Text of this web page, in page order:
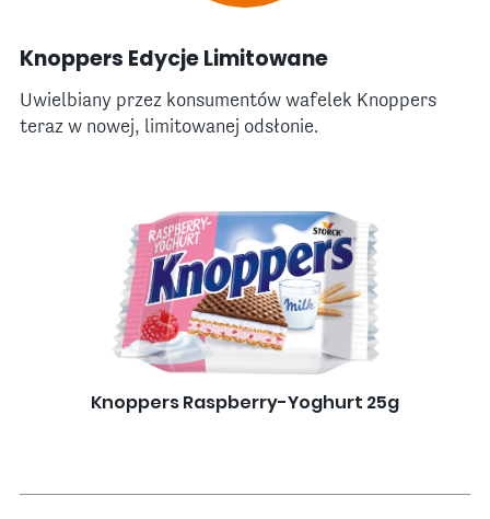
Knoppers Edycje Limitowane
Uwielbiany przez konsumentów wafelek Knoppers
teraz w nowej, limitowanej odsłonie.
Knoppers Raspberry-Yoghurt 25g